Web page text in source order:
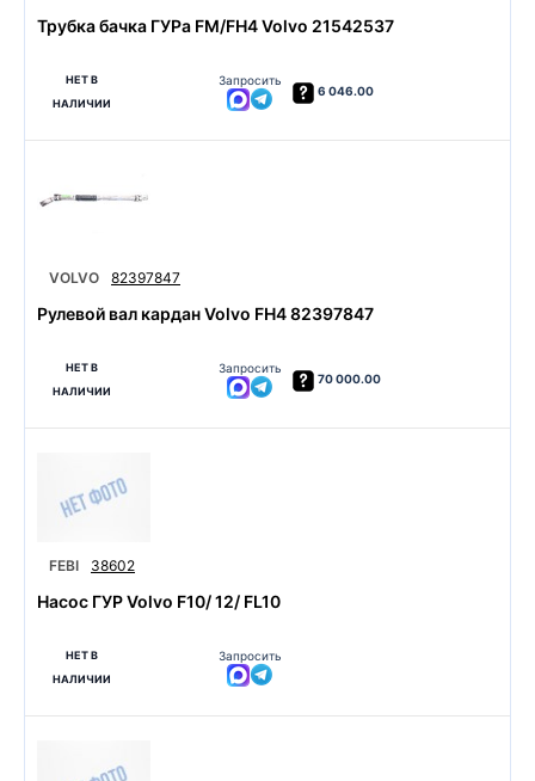
Трубка бачка ГУРа FM/FH4 Volvo 21542537
НЕТ В
НАЛИЧИИ
Запросить
6 046.00
VOLVO 82397847
Рулевой вал кардан Volvo FH4 82397847
НЕТ В
НАЛИЧИИ
Запросить
70 000.00
FEBI 38602
Насос ГУР Volvo F10/ 12/ FL10
НЕТ В
НАЛИЧИИ
Запросить